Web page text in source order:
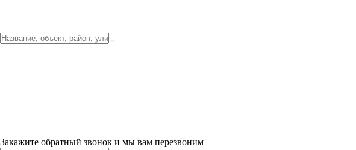
Закажите обратный звонок и мы вам перезвоним